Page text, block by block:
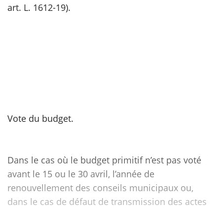
art. L. 1612-19).
Vote du budget.
Dans le cas où le budget primitif n’est pas voté
avant le 15 ou le 30 avril, l’année de
renouvellement des conseils municipaux ou,
dans le cas de défaut de transmission des actes